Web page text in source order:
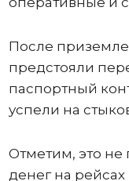
После
предстояли
паспортный
успели на
Отметим, это не
денег на